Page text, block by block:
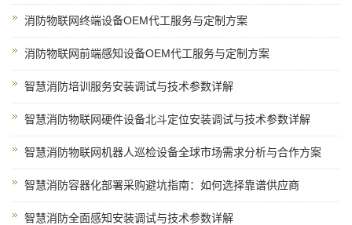
消防物联网终端设备OEM代工服务与定制方案
消防物联网前端感知设备OEM代工服务与定制方案
智慧消防培训服务安装调试与技术参数详解
智慧消防物联网硬件设备北斗定位安装调试与技术参数详解
智慧消防物联网机器人巡检设备全球市场需求分析与合作方案
智慧消防容器化部署采购避坑指南：如何选择靠谱供应商
智慧消防全面感知安装调试与技术参数详解